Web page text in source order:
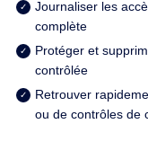
Journaliser les
complète
Protéger et
contrôlée
Retrouver
ou de contrôles de